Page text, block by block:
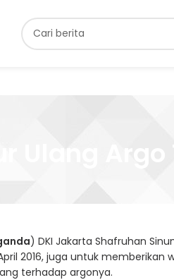
Ulang Argo
) DKI Jakarta Shafruhan
2016, juga untuk memberikan
terhadap argonya.